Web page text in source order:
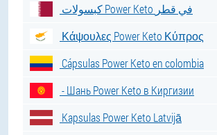
كبسولات Power Keto في قطر
Κάψουλες Power Keto Κύπρος
Cápsulas Power Keto en colombia
- Шань Power Keto в Киргизии
Kapsulas Power Keto Latvijā